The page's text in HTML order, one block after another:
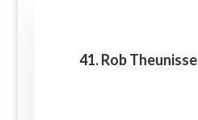
41. Rob Theunisse